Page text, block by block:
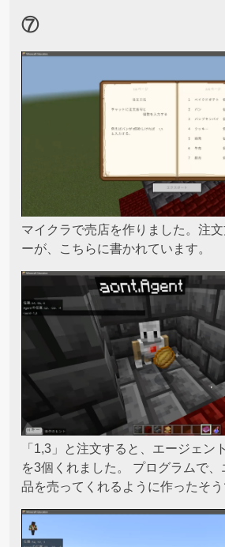
⑦
マイクラで売店を作りました。注
ーが、こちらに書かれています。
「1,3」と注文すると、エージェン
を3個くれました。 プログラムで
品を売ってくれるように作ったそう